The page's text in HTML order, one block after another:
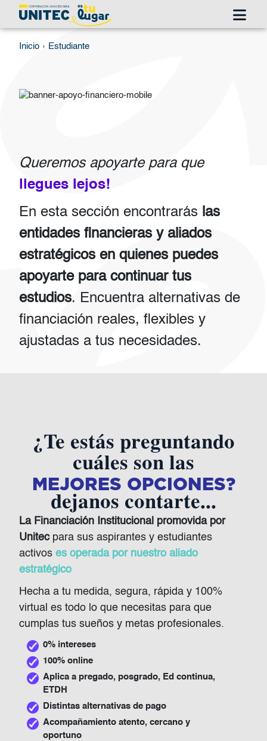
Ruta de navegación
Inicio Estudiante
Imagen
Queremos apoyarte para que
llegues lejos!
En esta sección encontrarás las
entidades financieras y aliados
estratégicos en quienes puedes
apoyarte para continuar tus
estudios. Encuentra alternativas de
financiación reales, flexibles y
ajustadas a tus necesidades.
¿Te estás preguntando
cuáles son las
MEJORES OPCIONES?
dejanos contarte...
La Financiación Institucional promovida por
Unitecpara sus aspirantes y estudiantes
activoses operada por nuestro aliado
estratégico
Hecha a tu medida, segura, rápida y 100%
virtual es todo lo que necesitas para que
cumplas tus sueños y metas profesionales.
0% intereses
100% online
Aplica a pregado, posgrado, Ed continua,
ETDH
Distintas alternativas de pago
Acompañamiento atento, cercano y
oportuno